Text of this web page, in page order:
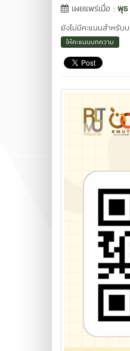
เผยแพร่เมื่อ : พุธ
ยังไม่มีคะแนนสำหรับ
ให้คะแนนบทความ